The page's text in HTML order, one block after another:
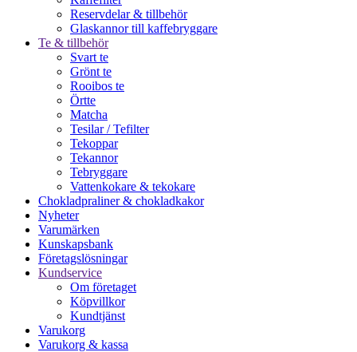
Reservdelar & tillbehör
Glaskannor till kaffebryggare
Te & tillbehör
Svart te
Grönt te
Rooibos te
Örtte
Matcha
Tesilar / Tefilter
Tekoppar
Tekannor
Tebryggare
Vattenkokare & tekokare
Chokladpraliner & chokladkakor
Nyheter
Varumärken
Kunskapsbank
Företagslösningar
Kundservice
Om företaget
Köpvillkor
Kundtjänst
Varukorg
Varukorg & kassa